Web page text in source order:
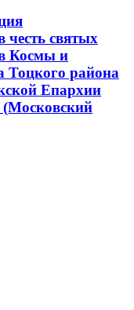
святых
Космы и
Тоцкого района
Епархии
(Московский